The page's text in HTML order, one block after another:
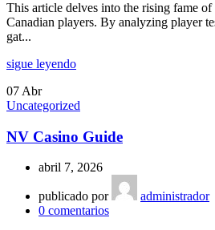
This article delves into the rising fame
Canadian players. By analyzing player
gat...
sigue leyendo
07 Abr
Uncategorized
NV Casino Guide
abril 7, 2026
publicado por
administrador
0 comentarios